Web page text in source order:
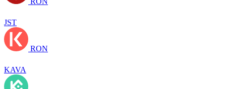
JST
RON
KAVA